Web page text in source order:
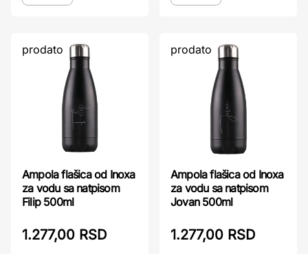
prodato
Ampola flašica od Inoxa
za vodu sa natpisom
Filip 500ml
1.277,00 RSD
prodato
Ampola flašica od Inoxa
za vodu sa natpisom
Jovan 500ml
1.277,00 RSD